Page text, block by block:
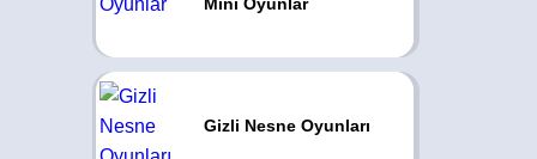
Gizli Nesne Oyunları